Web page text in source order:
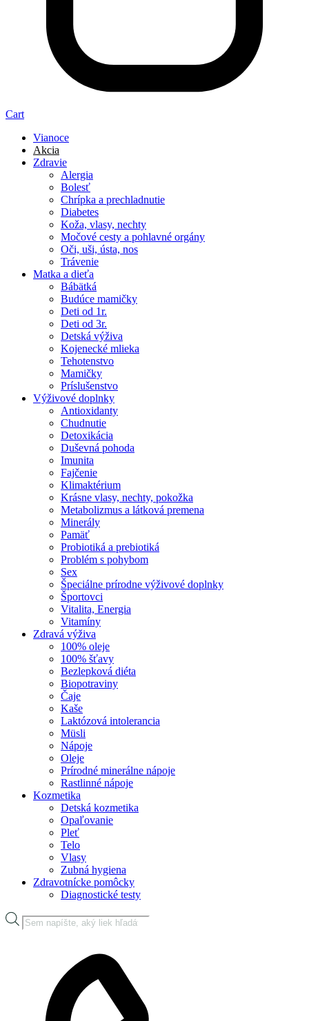
Cart
Vianoce
Akcia
Zdravie
Alergia
Bolesť
Chrípka a prechladnutie
Diabetes
Koža, vlasy, nechty
Močové cesty a pohlavné orgány
Oči, uši, ústa, nos
Trávenie
Matka a dieťa
Bábätká
Budúce mamičky
Deti od 1r.
Deti od 3r.
Detská výživa
Kojenecké mlieka
Tehotenstvo
Mamičky
Príslušenstvo
Výživové doplnky
Antioxidanty
Chudnutie
Detoxikácia
Duševná pohoda
Imunita
Fajčenie
Klimaktérium
Krásne vlasy, nechty, pokožka
Metabolizmus a látková premena
Minerály
Pamäť
Probiotiká a prebiotiká
Problém s pohybom
Sex
Špeciálne prírodne výživové doplnky
Športovci
Vitalita, Energia
Vitamíny
Zdravá výživa
100% oleje
100% šťavy
Bezlepková diéta
Biopotraviny
Čaje
Kaše
Laktózová intolerancia
Müsli
Nápoje
Oleje
Prírodné minerálne nápoje
Rastlinné nápoje
Kozmetika
Detská kozmetika
Opaľovanie
Pleť
Telo
Vlasy
Zubná hygiena
Zdravotnícke pomôcky
Diagnostické testy
Products
search